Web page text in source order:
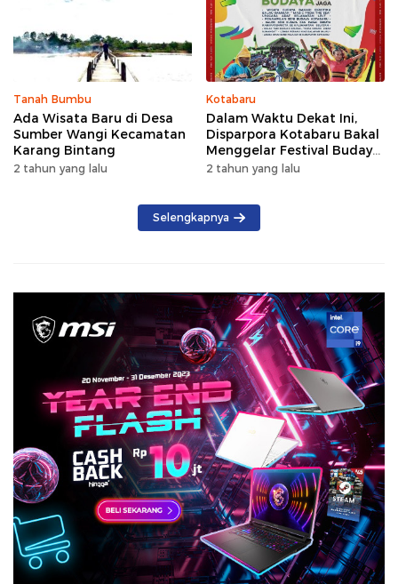
Tanah Bumbu
Ada Wisata Baru di Desa
Sumber Wangi Kecamatan
Karang Bintang
2 tahun yang lalu
Kotabaru
Dalam Waktu Dekat Ini,
Disparpora Kotabaru Bakal
Menggelar Festival Budaya
Saijaan 2024
2 tahun yang lalu
Selengkapnya